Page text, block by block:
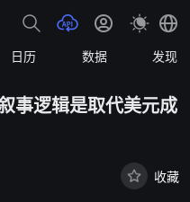
日历 数据 发现
事逻辑是取代美元成
收藏